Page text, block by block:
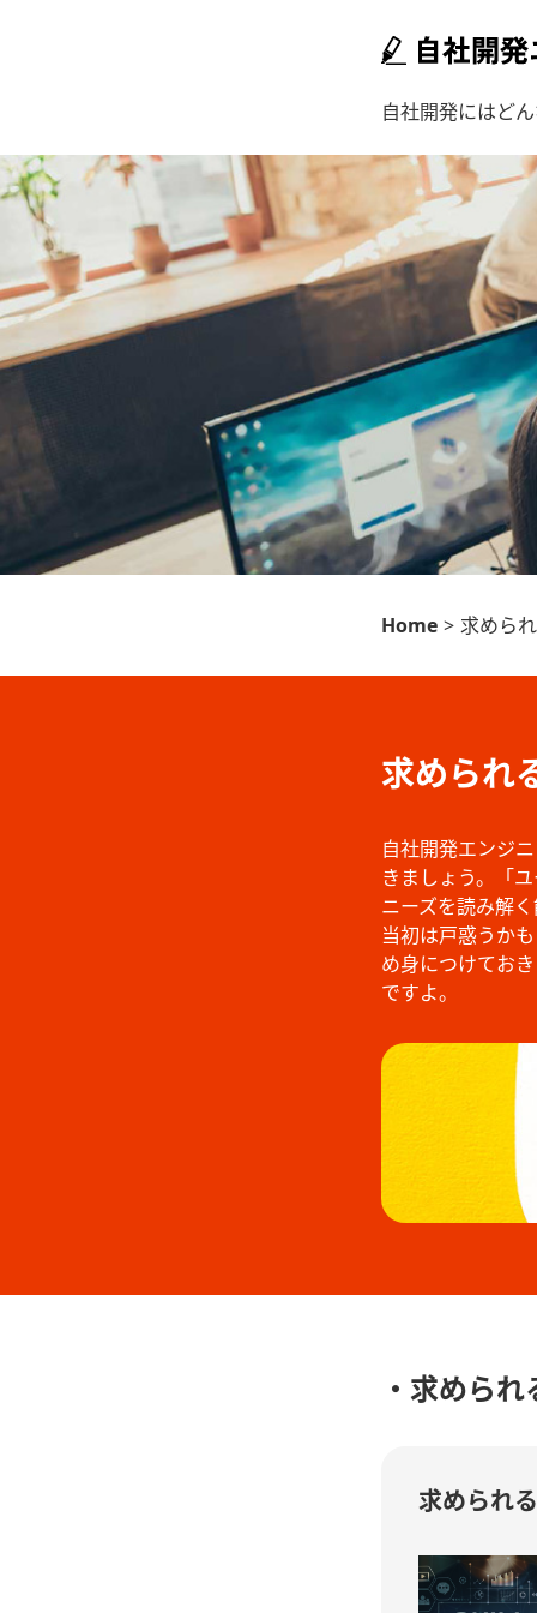
自社開発にはど
Home > 求めら
求められ
自社開発エンジ
きましょう。「
ニーズを読み解
当初は戸惑うか
め身につけてお
ですよ。
求められ
求められ